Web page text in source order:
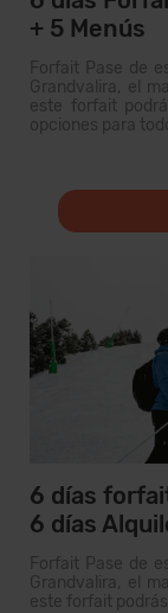
+ 5 Menús
Forfait Pase de
Grandvalira, el
este forfait
opciones para
6 días
6 días
Forfait Pase de
Grandvalira, el
este forfait